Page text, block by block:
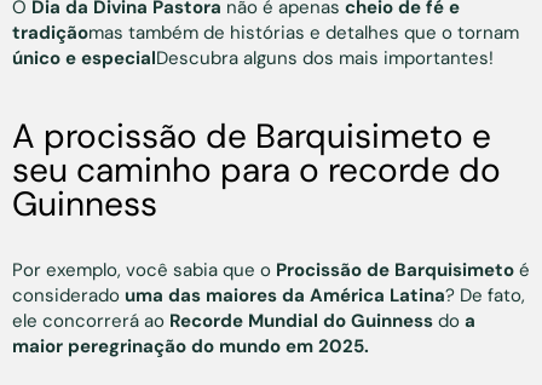
O Dia da Divina Pastora não é apenas cheio de fé e
tradiçãomas também de histórias e detalhes que o tornam
único e especialDescubra alguns dos mais importantes!
A procissão de Barquisimeto e
seu caminho para o recorde do
Guinness
Por exemplo, você sabia que o Procissão de Barquisimeto é
considerado uma das maiores da América Latina? De fato,
ele concorrerá ao Recorde Mundial do Guinness do a
maior peregrinação do mundo em 2025.